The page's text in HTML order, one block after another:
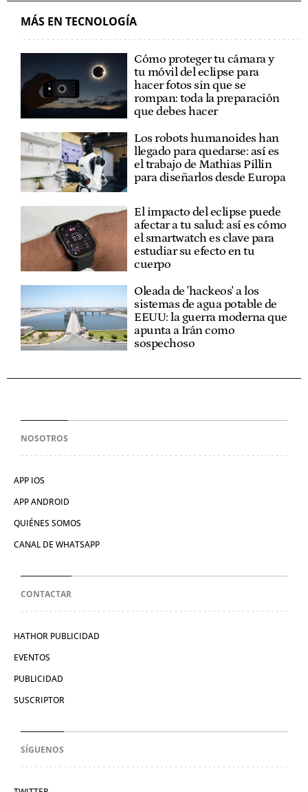
MÁS EN TECNOLOGÍA
Cómo proteger tu cámara y
tu móvil del eclipse para
hacer fotos sin que se
rompan: toda la preparación
que debes hacer
Los robots humanoides han
llegado para quedarse: así es
el trabajo de Mathias Pillin
para diseñarlos desde Europa
El impacto del eclipse puede
afectar a tu salud: así es cómo
el smartwatch es clave para
estudiar su efecto en tu
cuerpo
Oleada de 'hackeos' a los
sistemas de agua potable de
EEUU: la guerra moderna que
apunta a Irán como
sospechoso
NOSOTROS
APP IOS
APP ANDROID
QUIÉNES SOMOS
CANAL DE WHATSAPP
CONTACTAR
HATHOR PUBLICIDAD
EVENTOS
PUBLICIDAD
SUSCRIPTOR
SÍGUENOS